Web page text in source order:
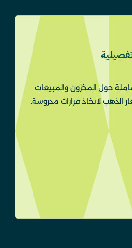
حول المخزون والمبيعات
الذهب لاتخاذ قرارات مدروسة.